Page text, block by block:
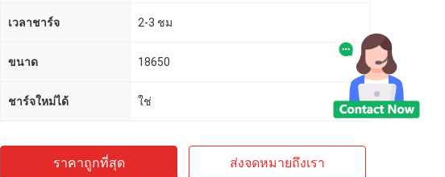
เวลาชาร์จ 2-3 ชม
ขนาด 18650
ชาร์จใหม่ได้ ใช่
ราคาถูกที่สุด ส่งจดหมายถึงเรา